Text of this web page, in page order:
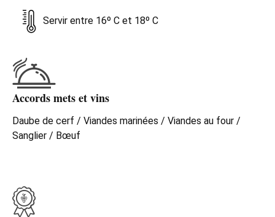
Servir entre 16º C et 18º C
Accords mets et vins
Daube de cerf / Viandes marinées / Viandes au four /
Sanglier / Bœuf